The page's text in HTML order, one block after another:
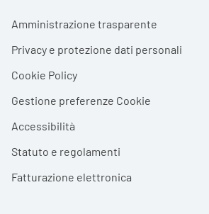
Footer menu
Amministrazione trasparente
Privacy e protezione dati personali
Cookie Policy
Gestione preferenze Cookie
Accessibilità
Statuto e regolamenti
Fatturazione elettronica